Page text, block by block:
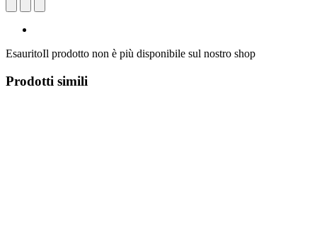
EsauritoIl prodotto non è più disponibile sul nostro shop
Prodotti simili